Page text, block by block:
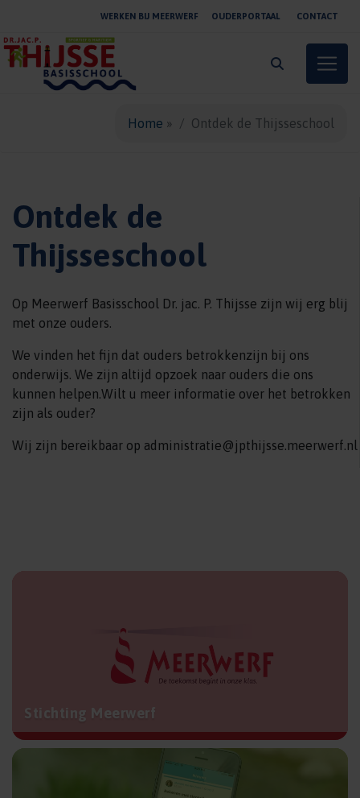
WERKEN BIJ MEERWERF OUDERPORTAAL CONTACT
Home » Ontdek de Thijsseschool
Ontdek de
Thijsseschool
Op Meerwerf Basisschool Dr. jac. P. Thijsse zijn wij erg blij
met onze ouders.
We vinden het fijn dat ouders betrokkenzijn bij ons
onderwijs. We zijn altijd opzoek naar ouders die ons
kunnen helpen.Wilt u meer informatie over het betrokken
zijn als ouder?
Wij zijn bereikbaar op administratie@jpthijsse.meerwerf.nl
Stichting Meerwerf